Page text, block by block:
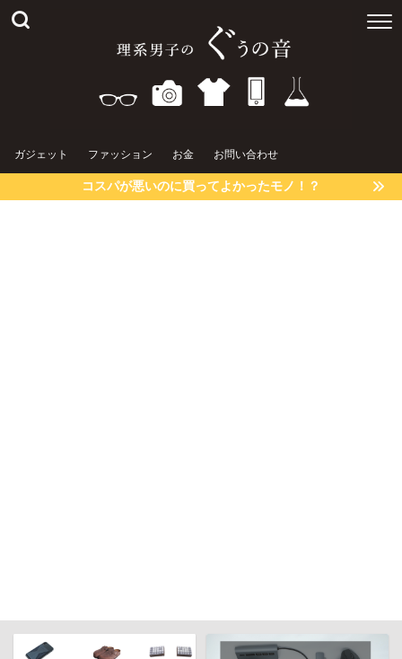
ガジェット ファッション お金 お問い合わせ
コスパが悪いのに買ってよかったモノ！？